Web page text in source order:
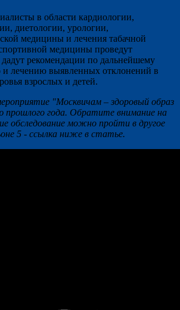
в области кардиологии,
диетологии, урологии,
медицины и лечения табачной
медицины проведут
дадут рекомендации по дальнейшему
и лечению выявленных отклонений в
взрослых и детей.
"Москвичам – здоровый образ
прошлого года. Обратите внимание на
обследование можно пройти в другое
5 - ссылка ниже в статье.